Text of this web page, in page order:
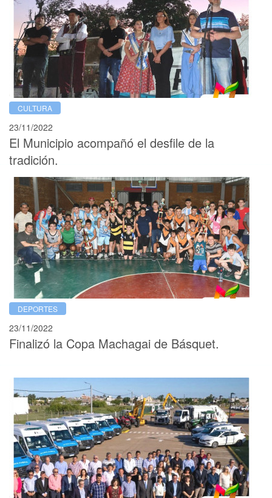
CULTURA
23/11/2022
El Municipio acompañó el desfile de la
tradición.
DEPORTES
23/11/2022
Finalizó la Copa Machagai de Básquet.